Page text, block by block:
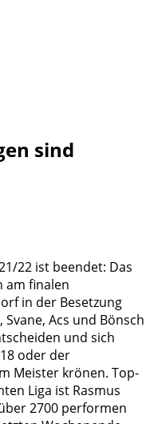
sind
22 ist beendet: Das
am finalen
in der Besetzung
Acs und Bönsch
und sich
oder der
Meister krönen. Top-
Liga ist Rasmus
2700 performen